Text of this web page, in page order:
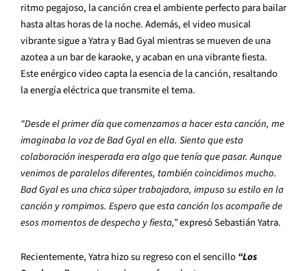
ritmo pegajoso, la canción crea el ambiente perfecto para bailar
hasta altas horas de la noche. Además, el video musical
vibrante sigue a Yatra y Bad Gyal mientras se mueven de una
azotea a un bar de karaoke, y acaban en una vibrante fiesta.
Este enérgico video capta la esencia de la canción, resaltando
la energía eléctrica que transmite el tema.
“Desde el primer día que comenzamos a hacer esta canción, me
imaginaba la voz de Bad Gyal en ella. Siento que esta
colaboración inesperada era algo que tenía que pasar. Aunque
venimos de paralelos diferentes, también coincidimos mucho.
Bad Gyal es una chica súper trabajadora, impuso su estilo en la
canción y rompimos. Espero que esta canción los acompañe de
esos momentos de despecho y fiesta,”expresó Sebastián Yatra.
Recientemente, Yatra hizo su regreso con el sencillo“Los